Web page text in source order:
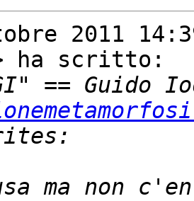
2011
ha scritto:
== Guido
ma non